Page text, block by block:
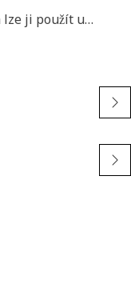
lze ji použít u